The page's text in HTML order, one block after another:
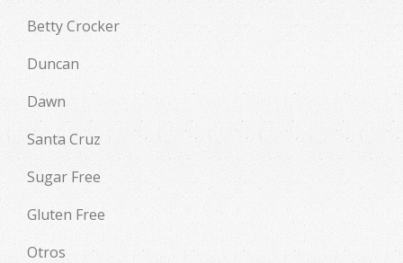
Betty Crocker
Duncan
Dawn
Santa Cruz
Sugar Free
Gluten Free
Otros